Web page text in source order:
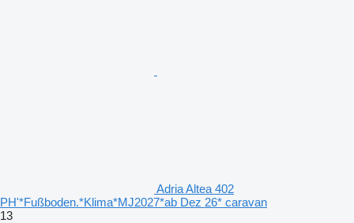
Adria Altea 402
PH'*Fußboden.*Klima*MJ2027*ab Dez 26* caravan
13